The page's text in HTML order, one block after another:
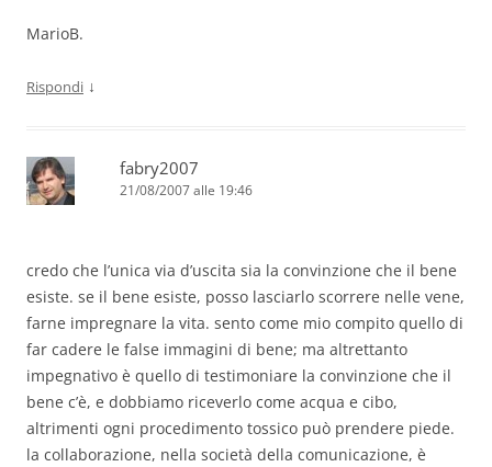
MarioB.
Rispondi ↓
fabry2007
21/08/2007 alle 19:46
credo che l’unica via d’uscita sia la convinzione che il bene
esiste. se il bene esiste, posso lasciarlo scorrere nelle vene,
farne impregnare la vita. sento come mio compito quello di
far cadere le false immagini di bene; ma altrettanto
impegnativo è quello di testimoniare la convinzione che il
bene c’è, e dobbiamo riceverlo come acqua e cibo,
altrimenti ogni procedimento tossico può prendere piede.
la collaborazione, nella società della comunicazione, è